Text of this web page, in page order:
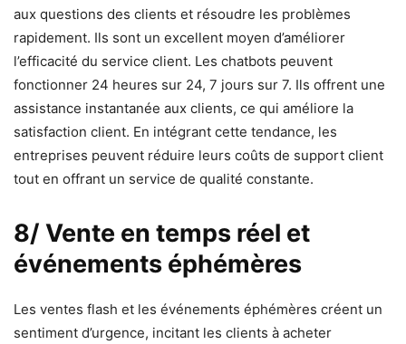
aux questions des clients et résoudre les problèmes
rapidement. Ils sont un excellent moyen d’améliorer
l’efficacité du service client. Les chatbots peuvent
fonctionner 24 heures sur 24, 7 jours sur 7. Ils offrent une
assistance instantanée aux clients, ce qui améliore la
satisfaction client. En intégrant cette tendance, les
entreprises peuvent réduire leurs coûts de support client
tout en offrant un service de qualité constante.
8/ Vente en temps réel et
événements éphémères
Les ventes flash et les événements éphémères créent un
sentiment d’urgence, incitant les clients à acheter